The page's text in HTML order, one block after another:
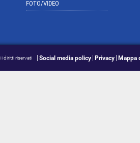
FOTO/VIDEO
diritti riservati Social media policy Privacy Mappa